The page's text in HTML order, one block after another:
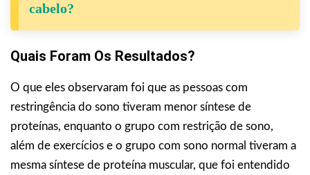
cabelo?
Quais Foram Os Resultados?
O que eles observaram foi que as pessoas com
restringência do sono tiveram menor síntese de
proteínas, enquanto o grupo com restrição de sono,
além de exercícios e o grupo com sono normal tiveram a
mesma síntese de proteína muscular, que foi entendido